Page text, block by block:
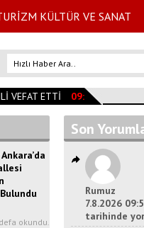
KÜLTÜR VE SANAT
VEFAT ETTİ 09:53:42
okundu.
Son
Rumuz
7.8.2026
tarihinde